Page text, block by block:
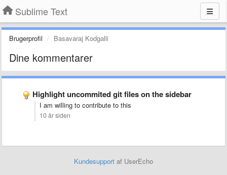
Sublime Text
Brugerprofil Basavaraj Kodgalli
Dine kommentarer
Highlight uncommited git files on the sidebar
I am willing to contribute to this
10 år siden
Kundesupport af UserEcho